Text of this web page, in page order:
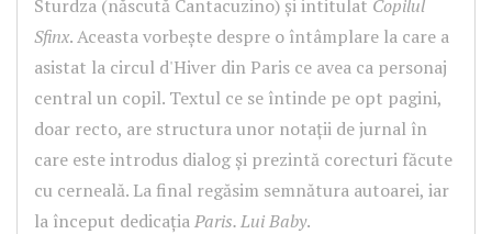
Sturdza (născută Cantacuzino) și intitulat Copilul
Sfinx. Aceasta vorbește despre o întâmplare la care a
asistat la circul d'Hiver din Paris ce avea ca personaj
central un copil. Textul ce se întinde pe opt pagini,
doar recto, are structura unor notații de jurnal în
care este introdus dialog și prezintă corecturi făcute
cu cerneală. La final regăsim semnătura autoarei, iar
la început dedicațiaParis. Lui Baby.